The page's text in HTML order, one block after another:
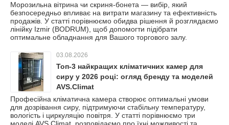
Морозильна вітрина чи скриня-бонета — вибір, який
безпосередньо впливає на витрати магазину та ефективність
продажів. У статті порівнюємо обидва рішення й розглядаємо
лінійку Izmir (BODRUM), щоб допомогти підібрати
оптимальне обладнання для Вашого торгового залу.
03.08.2026
Топ-3 найкращих кліматичних камер для
сиру у 2026 році: огляд бренду та моделей
AVS.Climat
Професійна кліматична камера створює оптимальні умови
для дозрівання сиру, підтримуючи стабільну температуру,
вологість і циркуляцію повітря. У статті порівнюємо три